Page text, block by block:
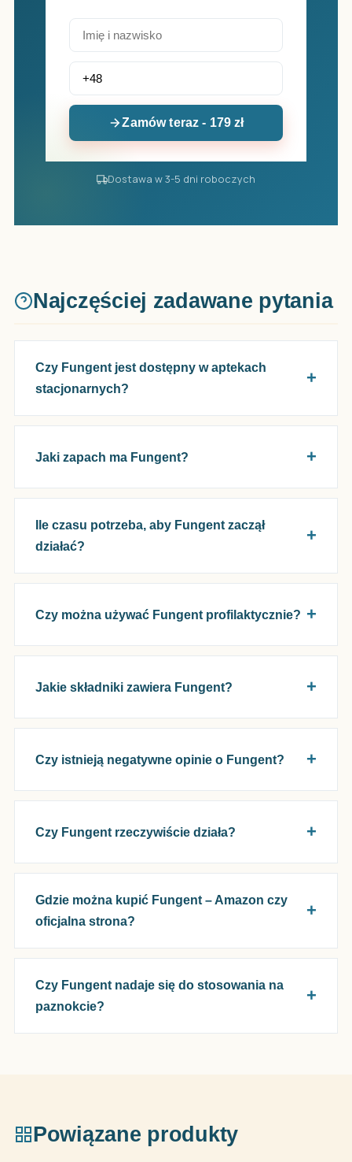
Zamów teraz - 179 zł
Dostawa w 3-5 dni roboczych
Najczęściej zadawane pytania
Czy Fungent jest dostępny w aptekach
stacjonarnych?
Jaki zapach ma Fungent?
Ile czasu potrzeba, aby Fungent zaczął
działać?
Czy można używać Fungent profilaktycznie?
Jakie składniki zawiera Fungent?
Czy istnieją negatywne opinie o Fungent?
Czy Fungent rzeczywiście działa?
Gdzie można kupić Fungent – Amazon czy
oficjalna strona?
Czy Fungent nadaje się do stosowania na
paznokcie?
Powiązane produkty